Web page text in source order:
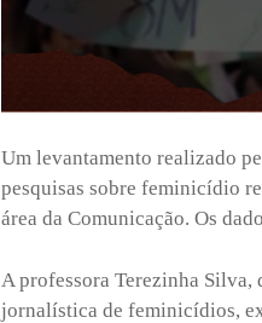
Um levantamento realizado
pesquisas sobre feminicídio
área da Comunicação. Os
A professora Terezinha Silva,
jornalística de feminicídios,